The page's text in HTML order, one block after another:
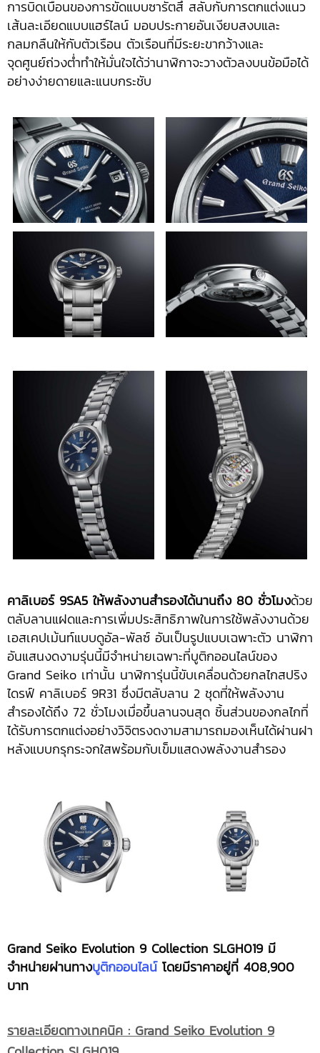
การบิดเบือนของการขัดแบบซารัตสึ สลับกับการตกแต่งแนว
เส้นละเอียดแบบแฮร์ไลน์ มอบประกายอันเงียบสงบและ
กลมกลืนให้กับตัวเรือน ตัวเรือนที่มีระยะขากว้างและ
จุดศูนย์ถ่วงต่ำทำให้มั่นใจได้ว่านาฬิกาจะวางตัวลงบนข้อมือได้
อย่างง่ายดายและแนบกระชับ
คาลิเบอร์ 9SA5 ให้พลังงานสำรองได้นานถึง 80 ชั่วโมงด้วย
ตลับลานแฝดและการเพิ่มประสิทธิภาพในการใช้พลังงานด้วย
เอสเคปเม้นท์แบบดูอัล-พัลซ์ อันเป็นรูปแบบเฉพาะตัว นาฬิกา
อันแสนงดงามรุ่นนี้มีจำหน่ายเฉพาะที่บูติกออนไลน์ของ
Grand Seiko เท่านั้น นาฬิการุ่นนี้ขับเคลื่อนด้วยกลไกสปริง
ไดรฟ์ คาลิเบอร์ 9R31 ซึ่งมีตลับลาน 2 ชุดที่ให้พลังงาน
สำรองได้ถึง 72 ชั่วโมงเมื่อขึ้นลานจนสุด ชิ้นส่วนของกลไกที่
ได้รับการตกแต่งอย่างวิจิตรงดงามสามารถมองเห็นได้ผ่านฝา
หลังแบบกรุกระจกใสพร้อมกับเข็มแสดงพลังงานสำรอง
Grand Seiko Evolution 9 Collection SLGH019 มี
จำหน่ายผ่านทางบูติกออนไลน์โดยมีราคาอยู่ที่ 408,900
บาท
รายละเอียดทางเทคนิค : Grand Seiko Evolution 9